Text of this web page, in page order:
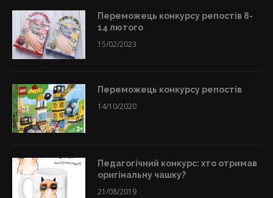
Переможець конкурсу репостів 8-
14 лютого
15/02/2023
Переможець конкурсу репостів
14/10/2020
Педагогічний конкурс: хто отримав
оригінальну чашку?
21/08/2019